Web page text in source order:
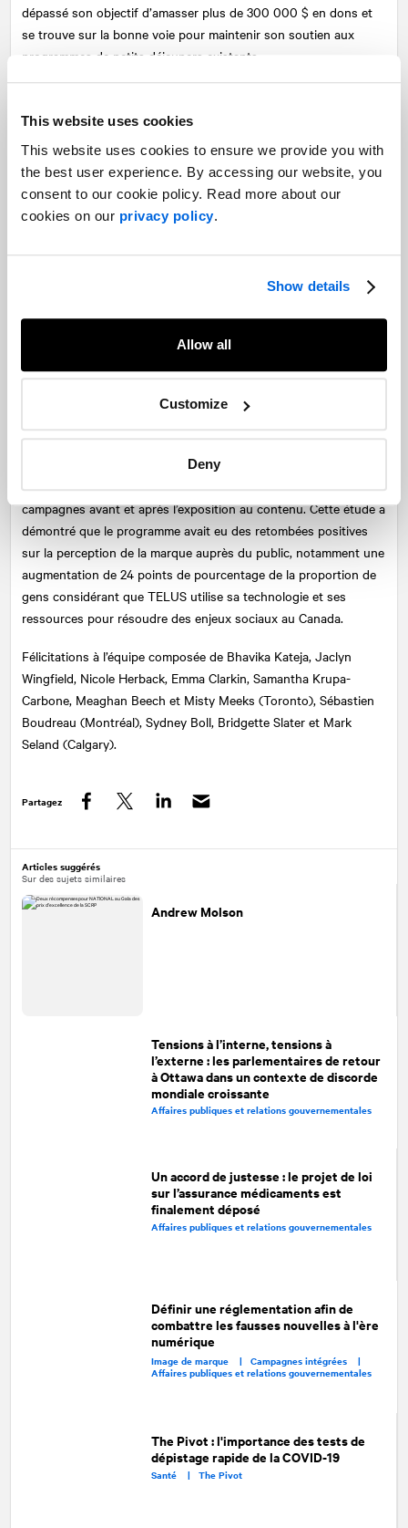
This website uses cookies
This website uses cookies to ensure we provide you with
the best user experience. By accessing our website, you
consent to our cookie policy. Read more about our
cookies on our privacy policy.
Show details
Allow all
Customize
Deny
dépassé son objectif d’amasser plus de 300 000 $ en dons et
se trouve sur la bonne voie pour maintenir son soutien aux
programmes de petits déjeuners existants.
Gagnon et Alyssa Imamudin (Toronto), Leah Thomson
TELUS – Campagne d’influence sur la
vocation sociale
d'influence. L’équipe a développé un imposant programme de
que chef de file en matière de sociocapitalisme. Le programme
s’articulait autour de 24 campagnes, mobilisant 100 créateurs de
contenu à travers le Canada et menant à la réalisation de 300
mesuré à l’aide d’un tableau de bord exclusif, ont dépassé les
cibles en atteignant un taux d'engagement de 9,84 %. L’équipe a
également réalisé une étude de notoriété pour évaluer l'effet des
campagnes avant et après l’exposition au contenu. Cette étude a
démontré que le programme avait eu des retombées positives
sur la perception de la marque auprès du public, notamment une
augmentation de 24 points de pourcentage de la proportion de
gens considérant que TELUS utilise sa technologie et ses
ressources pour résoudre des enjeux sociaux au Canada.
Félicitations à l’équipe composée de Bhavika Kateja, Jaclyn
Wingfield, Nicole Herback, Emma Clarkin, Samantha Krupa-
Carbone, Meaghan Beech et Misty Meeks (Toronto), Sébastien
Boudreau (Montréal), Sydney Boll, Bridgette Slater et Mark
Seland (Calgary).
Partagez
Articles suggérés
Sur des sujets similaires
Andrew Molson
Tensions à l’interne, tensions à
l’externe : les parlementaires de retour
à Ottawa dans un contexte de discorde
mondiale croissante
Affaires publiques et relations gouvernementales
Un accord de justesse : le projet de loi
sur l’assurance médicaments est
finalement déposé
Affaires publiques et relations gouvernementales
Définir une réglementation afin de
combattre les fausses nouvelles à l'ère
numérique
Image de marque |Campagnes intégrées |
Affaires publiques et relations gouvernementales
The Pivot : l'importance des tests de
dépistage rapide de la COVID-19
Santé | The Pivot